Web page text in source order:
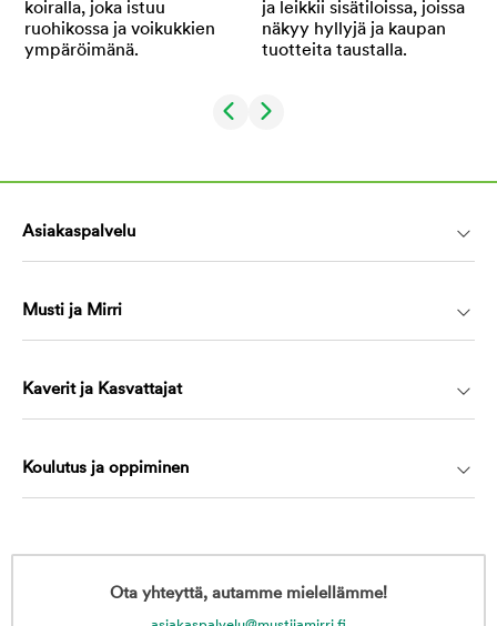
Asiakaspalvelu
Musti ja Mirri
Kaverit ja Kasvattajat
Koulutus ja oppiminen
Ota yhteyttä, autamme mielellämme!